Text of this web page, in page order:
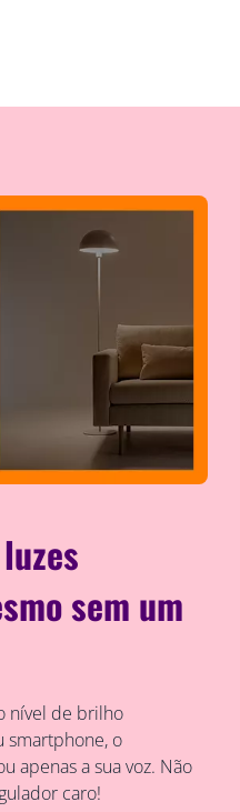
sem um
nível de brilho
smartphone, o
apenas a sua voz. Não
caro!